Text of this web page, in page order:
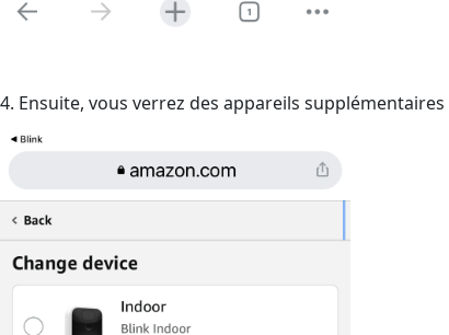
4. Ensuite, vous verrez des appareils